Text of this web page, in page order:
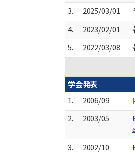
3.
2025/03/01
4.
2023/02/01
5.
2022/03/08
学会発表
1.
2006/09
2.
2003/05
3.
2002/10